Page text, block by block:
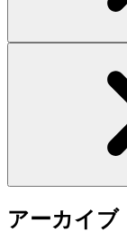
アーカイブ